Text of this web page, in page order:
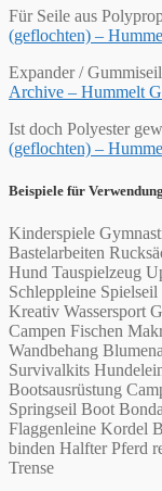
Für Seile aus
(geflochten) –
Expander /
Archive – Hummelt
Ist doch Polyester
(geflochten) –
Beispiele für
Kinderspiele
Bastelarbeiten
Hund Tauspielzeug
Schleppleine
Kreativ Wassersport
Campen Fischen
Wandbehang
Survivalkits
Bootsausrüstung
Springseil Boot
Flaggenleine Kordel
binden Halfter Pferd
Trense